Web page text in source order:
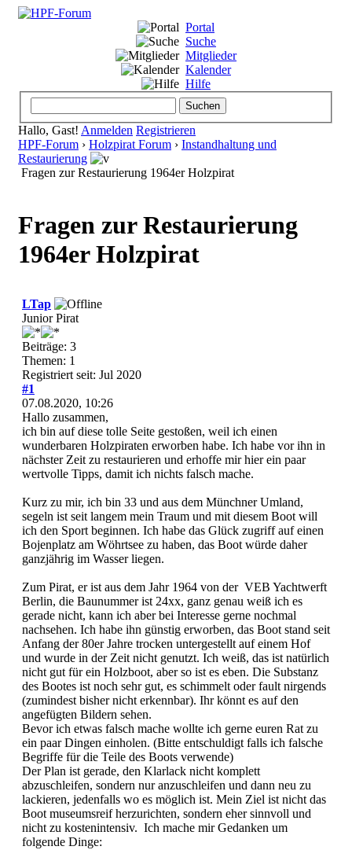
Portal
Suche
Mitglieder
Kalender
Hilfe
Hallo, Gast! Anmelden Registrieren
HPF-Forum › Holzpirat Forum › Instandhaltung und
Restaurierung
Fragen zur Restaurierung 1964er Holzpirat
Fragen zur Restaurierung
1964er Holzpirat
LTap
Junior Pirat
Beiträge: 3
Themen: 1
Registriert seit: Jul 2020
#1
07.08.2020, 10:26
Hallo zusammen,
ich bin auf diese tolle Seite gestoßen, weil ich einen
wunderbaren Holzpiraten erworben habe. Ich habe vor ihn in
nächster Zeit zu restaurieren und erhoffe mir hier ein paar
wertvolle Tipps, damit ich nichts falsch mache.
Kurz zu mir, ich bin 33 und aus dem Münchner Umland,
segeln ist seit langem mein Traum und mit diesem Boot will
ich den Sport beginnen. Ich habe das Glück zugriff auf einen
Bojenplatz am Wöhrtsee zu haben, das Boot würde daher
ganzjährig im Wasser liegen.
Zum Pirat, er ist aus dem Jahr 1964 von der VEB Yachtwerft
Berlin, die Baunummer ist 24xx, ganz genau weiß ich es
gerade nicht, kann ich aber bei Interesse gerne nochmal
nachsehen. Ich habe ihn günstig erworben, das Boot stand seit
Anfang der 80er Jahre trocken untergestellt auf einem Hof
und wurde in der Zeit nicht genutzt. Ich weiß, das ist natürlich
nicht gut für ein Holzboot, aber so ist es eben. Die Substanz
des Bootes ist noch sehr gut, es schimmelt oder fault nirgends
(zumindest bisher nicht erkennbar). Ihr könnt es auf den
angefügten Bildern sehen.
Bevor ich etwas falsch mache wollte ich gerne euren Rat zu
ein paar Dingen einholen. (Bitte entschuldigt falls ich falsche
Begriffe für die Teile des Boots verwende)
Der Plan ist gerade, den Klarlack nicht komplett
abzuschleifen, sondern nur anzuschleifen und dann neu zu
lackieren, jedenfalls wo es möglich ist. Mein Ziel ist nicht das
Boot museumsreif herzurichten, sondern eher sinnvoll und
nicht zu kostenintensiv. Ich mache mir Gedanken um
folgende Dinge: